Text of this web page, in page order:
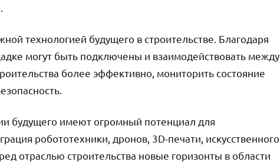
технологией будущего в строительстве. Благодаря
могут быть подключены и взаимодействовать между
более эффективно, мониторить состояние
будущего имеют огромный потенциал для
робототехники, дронов, 3D-печати, искусственного
отраслью строительства новые горизонты в области